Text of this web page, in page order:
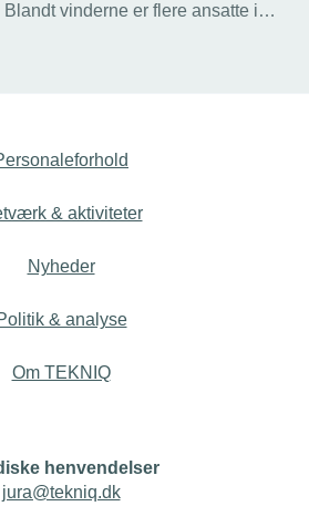
vinderne er flere ansatte i
& aktiviteter
Nyheder
& analyse
Om TEKNIQ
henvendelser
jura@tekniq.dk